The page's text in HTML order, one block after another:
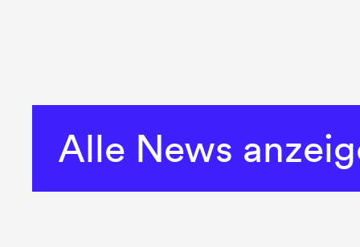
Alle News